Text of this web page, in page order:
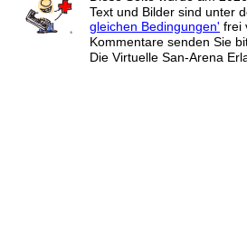
Text und Bilder sind unter
gleichen Bedingungen' frei
Kommentare senden Sie
Die Virtuelle San-Arena